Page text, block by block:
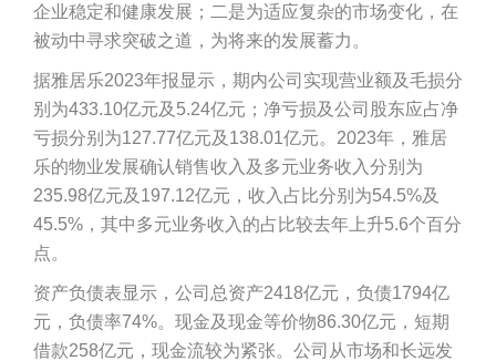
企业稳定和健康发展；二是为适应复杂的市场变化，在
被动中寻求突破之道，为将来的发展蓄力。
据雅居乐2023年报显示，期内公司实现营业额及毛损分
别为433.10亿元及5.24亿元；净亏损及公司股东应占净
亏损分别为127.77亿元及138.01亿元。2023年，雅居
乐的物业发展确认销售收入及多元业务收入分别为
235.98亿元及197.12亿元，收入占比分别为54.5%及
45.5%，其中多元业务收入的占比较去年上升5.6个百分
点。
资产负债表显示，公司总资产2418亿元，负债1794亿
元，负债率74%。现金及现金等价物86.30亿元，短期
借款258亿元，现金流较为紧张。公司从市场和长远发